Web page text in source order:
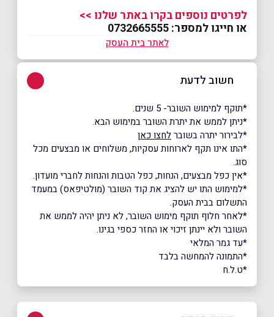
לפרטים נוספים בקרו באתר שלנו >>
או חייגו למספר: 0732665555
לאתר בית העסק
חשוב לדעת
*תוקף למימוש השובר- 5 שנים.
*ניתן לממש את יתרת השובר במימוש הבא.
*לבירור יתרה בשוברלחצו כאן
*התו אינו תקף לארוחות עסקיות, משלוחים או מבצעים מכל
סוג.
*אין כפל מבצעים, הנחות, כפל הטבות והנחות לחברי מועדון.
*למימוש התו יש להציג את קוד השובר (מולטיפאס) במעמד
התשלום בבית העסק.
*לאחר חלוף תוקף מימוש השובר, לא ניתן יהיה לממש את
השובר ולא יינתן זיכוי או החזר כספי בגינו.
*עד גמר המלאי
*התמונה להמחשה בלבד
*ט.ל.ח